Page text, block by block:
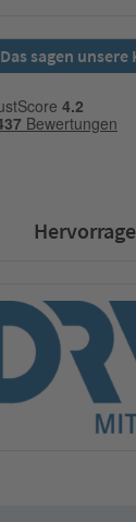
Das sagen unsere